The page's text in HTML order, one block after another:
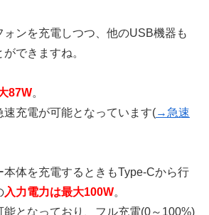
ォンを充電しつつ、他のUSB機器も
できますね。
87W。
速充電が可能となっています(→急速
本体を充電するときもType-Cから行
入力電力は最大100W。
能となっており、フル充電(0～100%)